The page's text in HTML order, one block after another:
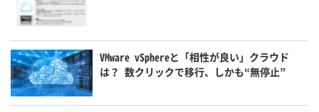
VMware vSphereと「相性が良い」クラウド
は？ 数クリックで移行、しかも“無停止”